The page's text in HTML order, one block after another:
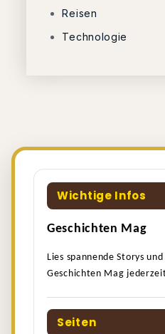
Reisen
Technologie
Wichtige Infos
Geschichten Mag
Lies spannende Storys
Geschichten Mag
Seiten